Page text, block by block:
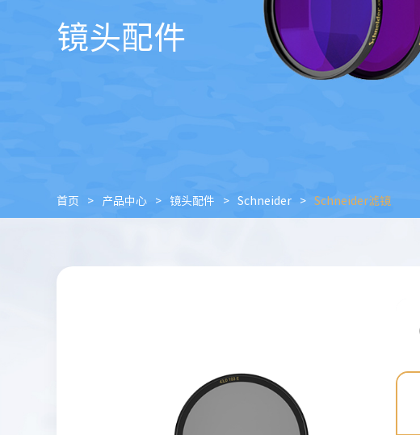
镜头配件
首页 > 产品中心 > 镜头配件 > Schneider > Schneider滤镜